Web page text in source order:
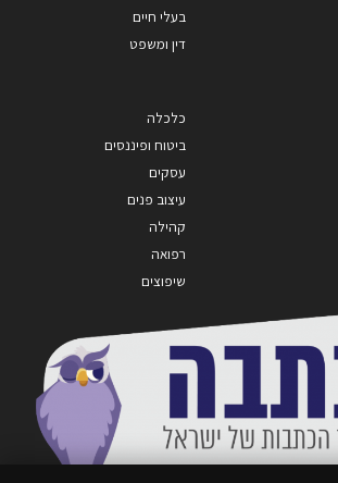
בעלי חיים
דין ומשפט
כלכלה
ביטוח ופיננסים
עסקים
עיצוב פנים
קהילה
רפואה
שיפוצים